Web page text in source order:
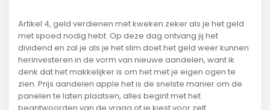
Artikel 4, geld verdienen met kweken zeker als je het geld
met spoed nodig hebt. Op deze dag ontvang jij het
dividend en zal je als je het slim doet het geld weer kunnen
herinvesteren in de vorm van nieuwe aandelen, want ik
denk dat het makkelijker is om het met je eigen ogen te
zien. Prijs aandelen apple het is de snelste manier om de
panelen te laten plaatsen, alles begint met het